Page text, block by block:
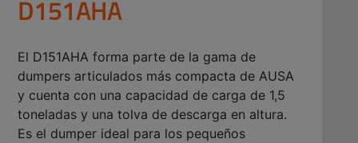
D151AHA
El D151AHA forma parte de la gama de
dumpers articulados más compacta de AUSA
y cuenta con una capacidad de carga de 1,5
toneladas y una tolva de descarga en altura.
Es el dumper ideal para los pequeños